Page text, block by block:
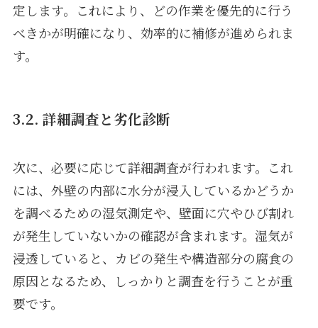
定します。これにより、どの作業を優先的に行う
べきかが明確になり、効率的に補修が進められま
す。
3.2. 詳細調査と劣化診断
次に、必要に応じて詳細調査が行われます。これ
には、外壁の内部に水分が浸入しているかどうか
を調べるための湿気測定や、壁面に穴やひび割れ
が発生していないかの確認が含まれます。湿気が
浸透していると、カビの発生や構造部分の腐食の
原因となるため、しっかりと調査を行うことが重
要です。